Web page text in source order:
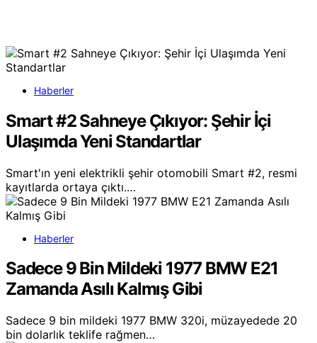
Haberler
Smart #2 Sahneye Çıkıyor: Şehir İçi
Ulaşımda Yeni Standartlar
Smart'ın yeni elektrikli şehir otomobili Smart #2, resmi
kayıtlarda ortaya çıktı.…
Haberler
Sadece 9 Bin Mildeki 1977 BMW E21
Zamanda Asılı Kalmış Gibi
Sadece 9 bin mildeki 1977 BMW 320i, müzayedede 20
bin dolarlık teklife rağmen…